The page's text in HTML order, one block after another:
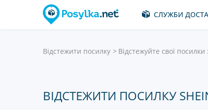
СЛУЖБИ
Відстежити посилку Відстежуйте свої
ВІДСТЕЖИТИ ПОСИЛКУ